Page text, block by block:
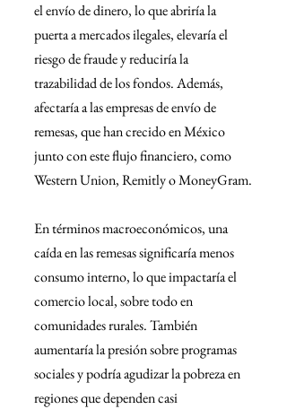
el envío de dinero, lo que abriría la
puerta a mercados ilegales, elevaría el
riesgo de fraude y reduciría la
trazabilidad de los fondos. Además,
afectaría a las empresas de envío de
remesas, que han crecido en México
junto con este flujo financiero, como
Western Union, Remitly o MoneyGram.
En términos macroeconómicos, una
caída en las remesas significaría menos
consumo interno, lo que impactaría el
comercio local, sobre todo en
comunidades rurales. También
aumentaría la presión sobre programas
sociales y podría agudizar la pobreza en
regiones que dependen casi